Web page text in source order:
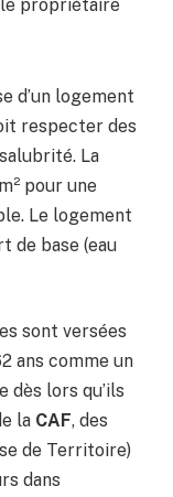
le propriétaire
d’un logement
respecter des
La
pour une
Le logement
de base (eau
sont versées
ans comme un
dès lors qu’ils
la CAF, des
de Territoire)
dans